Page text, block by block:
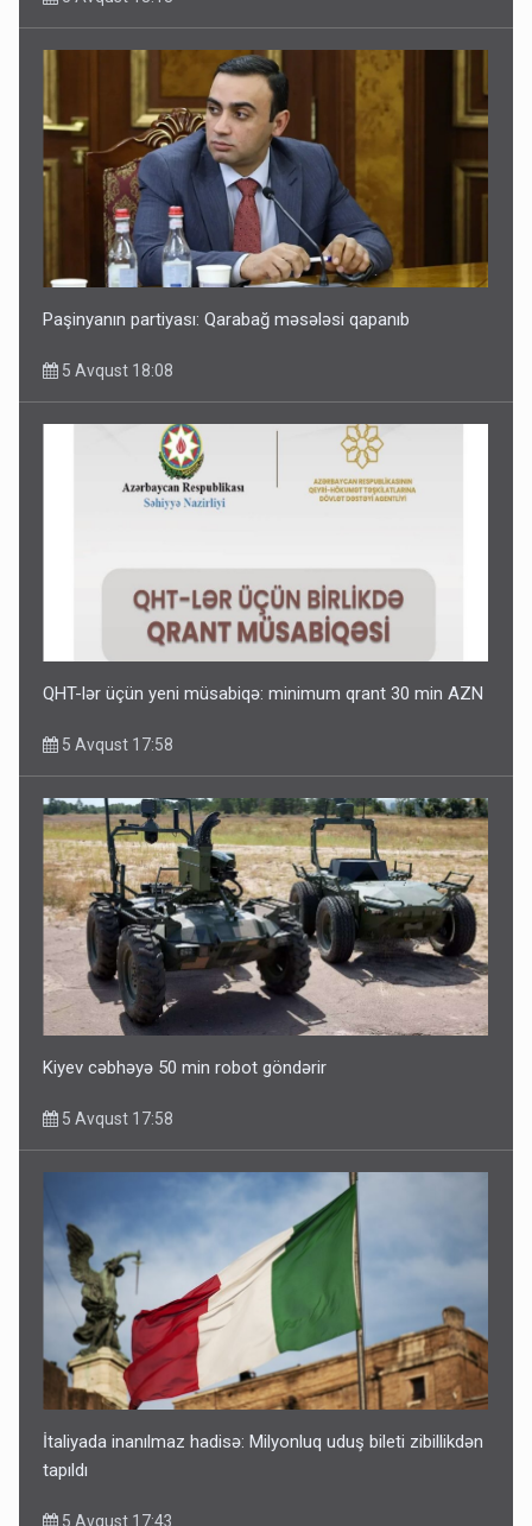
Paşinyanın partiyası: Qarabağ məsələsi qapanıb
5 Avqust 18:08
QHT-lər üçün yeni müsabiqə: minimum qrant 30 min AZN
5 Avqust 17:58
Kiyev cəbhəyə 50 min robot göndərir
5 Avqust 17:58
İtaliyada inanılmaz hadisə: Milyonluq uduş bileti zibillikdən
tapıldı
5 Avqust 17:43